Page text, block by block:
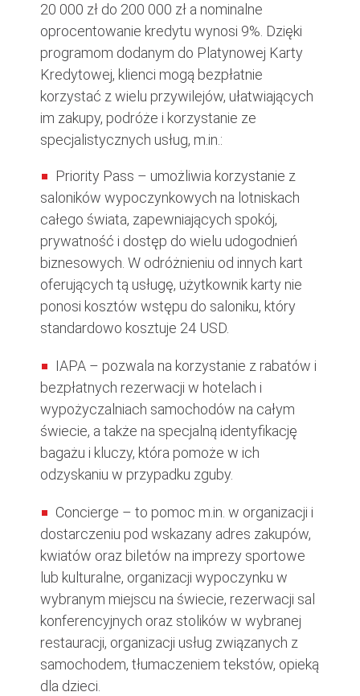
20 000 zł do 200 000 zł a nominalne
oprocentowanie kredytu wynosi 9%. Dzięki
programom dodanym do Platynowej Karty
Kredytowej, klienci mogą bezpłatnie
korzystać z wielu przywilejów, ułatwiających
im zakupy, podróże i korzystanie ze
specjalistycznych usług, m.in.:
Priority Pass – umożliwia korzystanie z
saloników wypoczynkowych na lotniskach
całego świata, zapewniających spokój,
prywatność i dostęp do wielu udogodnień
biznesowych. W odróżnieniu od innych kart
oferujących tą usługę, użytkownik karty nie
ponosi kosztów wstępu do saloniku, który
standardowo kosztuje 24 USD.
IAPA – pozwala na korzystanie z rabatów i
bezpłatnych rezerwacji w hotelach i
wypożyczalniach samochodów na całym
świecie, a także na specjalną identyfikację
bagażu i kluczy, która pomoże w ich
odzyskaniu w przypadku zguby.
Concierge – to pomoc m.in. w organizacji i
dostarczeniu pod wskazany adres zakupów,
kwiatów oraz biletów na imprezy sportowe
lub kulturalne, organizacji wypoczynku w
wybranym miejscu na świecie, rezerwacji sal
konferencyjnych oraz stolików w wybranej
restauracji, organizacji usług związanych z
samochodem, tłumaczeniem tekstów, opieką
dla dzieci.